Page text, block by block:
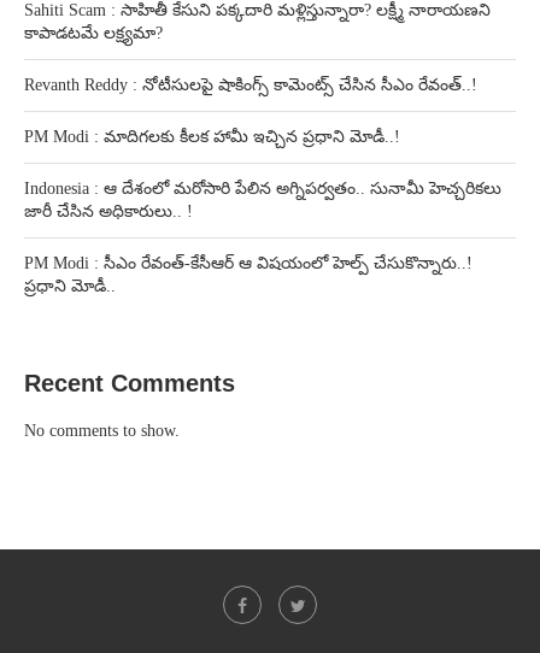
Sahiti Scam : సాహితీ కేసుని పక్కదారి మళ్లిస్తున్నారా? లక్ష్మీ నారాయణని
కాపాడటమే లక్ష్యమా?
Revanth Reddy : నోటీసులపై షాకింగ్స్ కామెంట్స్ చేసిన సీఎం రేవంత్..!
PM Modi : మాదిగలకు కీలక హామీ ఇచ్చిన ప్రధాని మోడీ..!
Indonesia : ఆ దేశంలో మరోసారి పేలిన అగ్నిపర్వతం.. సునామీ హెచ్చరికలు
జారీ చేసిన అధికారులు.. !
PM Modi : సీఎం రేవంత్-కేసీఆర్ ఆ విషయంలో హెల్ప్ చేసుకొన్నారు..!
ప్రధాని మోడీ..
Recent Comments
No comments to show.